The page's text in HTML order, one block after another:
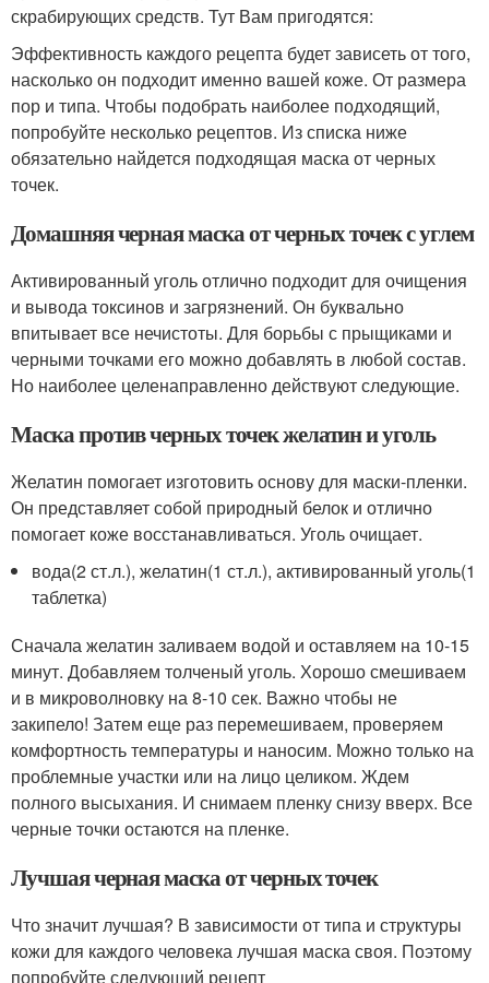
скрабирующих средств. Тут Вам пригодятся:
Эффективность каждого рецепта будет зависеть от того,
насколько он подходит именно вашей коже. От размера
пор и типа. Чтобы подобрать наиболее подходящий,
попробуйте несколько рецептов. Из списка ниже
обязательно найдется подходящая маска от черных
точек.
Домашняя черная маска от черных точек с углем
Активированный уголь отлично подходит для очищения
и вывода токсинов и загрязнений. Он буквально
впитывает все нечистоты. Для борьбы с прыщиками и
черными точками его можно добавлять в любой состав.
Но наиболее целенаправленно действуют следующие.
Маска против черных точек желатин и уголь
Желатин помогает изготовить основу для маски-пленки.
Он представляет собой природный белок и отлично
помогает коже восстанавливаться. Уголь очищает.
вода(2 ст.л.), желатин(1 ст.л.), активированный уголь(1
таблетка)
Сначала желатин заливаем водой и оставляем на 10-15
минут. Добавляем толченый уголь. Хорошо смешиваем
и в микроволновку на 8-10 сек. Важно чтобы не
закипело! Затем еще раз перемешиваем, проверяем
комфортность температуры и наносим. Можно только на
проблемные участки или на лицо целиком. Ждем
полного высыхания. И снимаем пленку снизу вверх. Все
черные точки остаются на пленке.
Лучшая черная маска от черных точек
Что значит лучшая? В зависимости от типа и структуры
кожи для каждого человека лучшая маска своя. Поэтому
попробуйте следующий рецепт